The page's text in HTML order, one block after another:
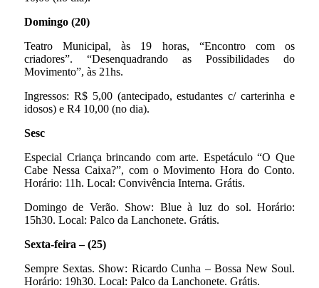
Domingo (20)
Teatro Municipal, às 19 horas, “Encontro com os
criadores”. “Desenquadrando as Possibilidades do
Movimento”, às 21hs.
Ingressos: R$ 5,00 (antecipado, estudantes c/ carterinha e
idosos) e R4 10,00 (no dia).
Sesc
Especial Criança brincando com arte. Espetáculo “O Que
Cabe Nessa Caixa?”, com o Movimento Hora do Conto.
Horário: 11h. Local: Convivência Interna. Grátis.
Domingo de Verão. Show: Blue à luz do sol. Horário:
15h30. Local: Palco da Lanchonete. Grátis.
Sexta-feira – (25)
Sempre Sextas. Show: Ricardo Cunha – Bossa New Soul.
Horário: 19h30. Local: Palco da Lanchonete. Grátis.